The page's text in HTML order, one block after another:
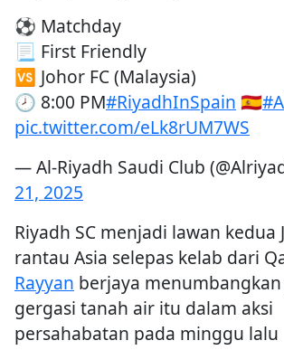
⚽️ Matchday
📃 First Friendly
🆚 Johor FC (Malaysia)
🕗 8:00 PM#RiyadhInSpain 🇪🇸
pic.twitter.com/eLk8rUM7WS
— Al-Riyadh Saudi Club
21, 2025
Riyadh SC menjadi lawan kedua
rantau Asia selepas kelab dari
Rayyan berjaya
gergasi tanah air itu dalam aksi
persahabatan pada minggu lalu